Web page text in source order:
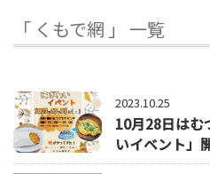
「 くもで網 」 一覧
2023.10.25
10月28日はむ
いイベント」